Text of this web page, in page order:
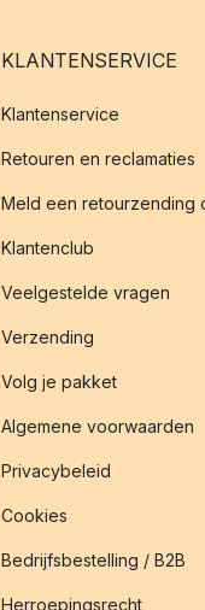
KLANTENSERVICE
Klantenservice
Retouren en reclamaties
Meld een retourzending
Klantenclub
Veelgestelde vragen
Verzending
Volg je pakket
Algemene voorwaarden
Privacybeleid
Cookies
Bedrijfsbestelling / B2B
Herroepingsrecht